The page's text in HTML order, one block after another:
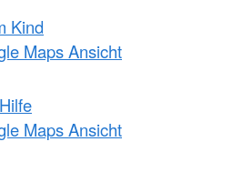
Kind
Maps Ansicht
Maps Ansicht